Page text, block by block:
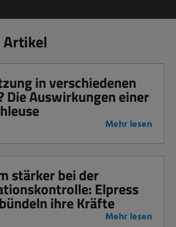
Artikel
in verschiedenen
Die Auswirkungen einer
Mehr lesen
stärker bei der
Elpress
ihre Kräfte
Mehr lesen